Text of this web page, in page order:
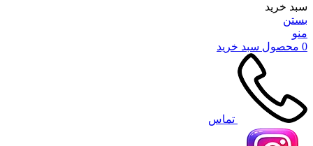
سبد خرید
بستن
منو
0 محصول سبد خرید
تماس